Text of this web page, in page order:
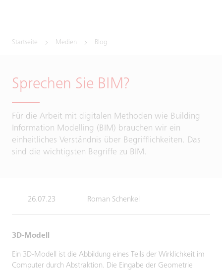
Startseite Medien Blog
Sprechen Sie BIM?
Für die Arbeit mit digitalen Methoden wie Building
Information Modelling (BIM) brauchen wir ein
einheitliches Verständnis über Begrifflichkeiten. Das
sind die wichtigsten Begriffe zu BIM.
26.07.23 Roman Schenkel
3D-Modell
Ein 3D-Modell ist die Abbildung eines Teils der Wirklichkeit im
Computer durch Abstraktion. Die Eingabe der Geometrie